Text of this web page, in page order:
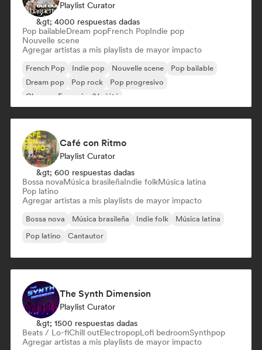
Playlist Curator
&gt; 4000 respuestas dadas
Pop bailableDream popFrench PopIndie pop
Nouvelle scene
Agregar artistas a mis playlists de mayor impacto
French Pop Indie pop Nouvelle scene
Pop bailable
Dream pop
Pop rock
Pop progresivo
Chanson Française/Variété
Café con Ritmo
Playlist Curator
&gt; 600 respuestas dadas
Bossa novaMúsica brasileñaIndie folkMúsica latina
Pop latino
Agregar artistas a mis playlists de mayor impacto
Bossa nova Música brasileña Indie folk
Música latina
Pop latino
Cantautor
The Synth Dimension
Playlist Curator
&gt; 1500 respuestas dadas
Beats / Lo-fiChill outElectropopLofi bedroomSynthpop
Agregar artistas a mis playlists de mayor impacto